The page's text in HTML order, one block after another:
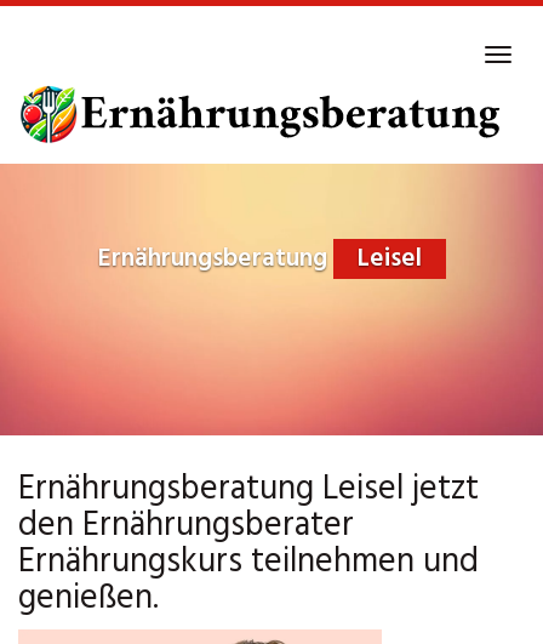
main
content
Ernährungsberatung Leisel
Ernährungsberatung Leisel jetzt
den Ernährungsberater
Ernährungskurs teilnehmen und
genießen.